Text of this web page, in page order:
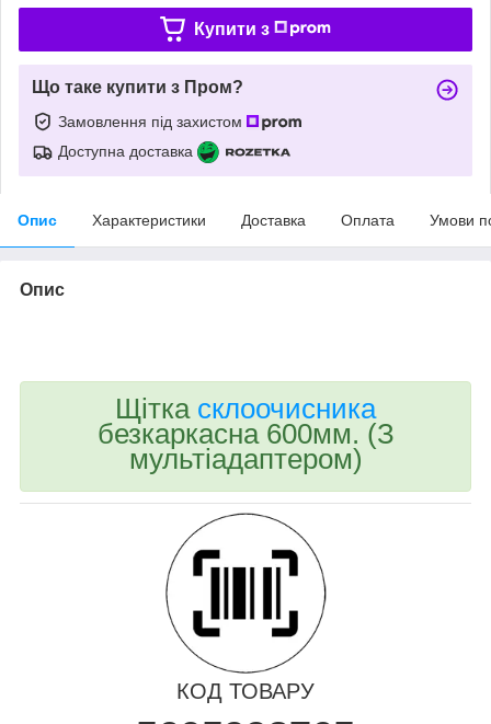
Купити з
Що таке купити з Пром?
Замовлення під захистом
Доступна доставка
Опис Характеристики Доставка Оплата Умови
Опис
Щітка склоочисника
безкаркасна 600мм. (З
мультіадаптером)
КОД ТОВАРУ